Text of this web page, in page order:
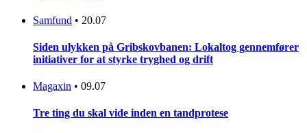
Samfund • 20.07
Siden ulykken på Gribskovbanen: Lokaltog gennemfører
initiativer for at styrke tryghed og drift
Magaxin • 09.07
Tre ting du skal vide inden en tandprotese